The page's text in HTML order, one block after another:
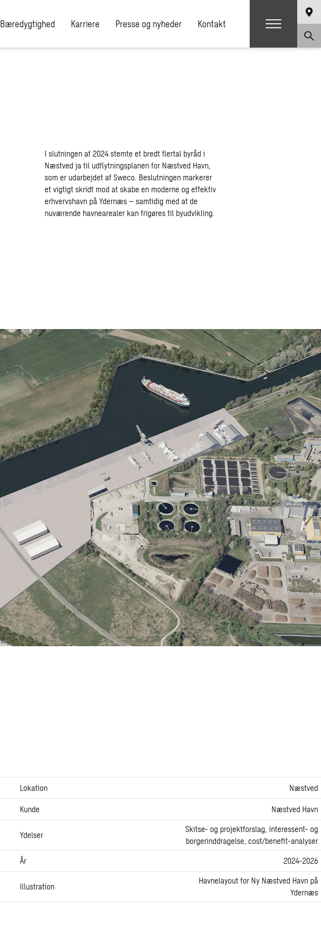
Bæredygtighed Karriere Presse og nyheder Kontakt
I slutningen af 2024 stemte et bredt flertal byråd i
Næstved ja til udflytningsplanen for Næstved Havn,
som er udarbejdet af Sweco. Beslutningen markerer
et vigtigt skridt mod at skabe en moderne og effektiv
erhvervshavn på Ydernæs – samtidig med at de
nuværende havnearealer kan frigøres til byudvikling.
Lokation Næstved
Kunde Næstved Havn
Ydelser
Skitse- og projektforslag, interessent- og
borgerinddragelse, cost/benefit-analyser
År 2024-2026
Illustration
Havnelayout for Ny Næstved Havn på
Ydernæs